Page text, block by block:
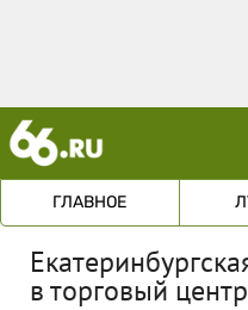
ГЛАВНОЕ
в торговый центр